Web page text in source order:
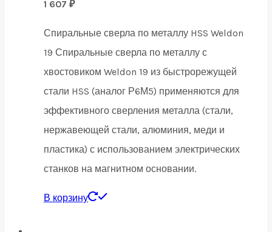
1 607 ₽
Спиральные сверла по металлу HSS Weldon
19 Спиральные сверла по металлу с
хвостовиком Weldon 19 из быстрорежущей
стали HSS (аналог Р6М5) применяются для
эффективного сверления металла (стали,
нержавеющей стали, алюминия, меди и
пластика) с использованием электрических
станков на магнитном основании.
В корзину